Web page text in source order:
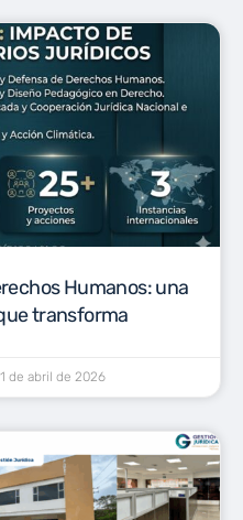
Humanos: una
transforma
de abril de 2026